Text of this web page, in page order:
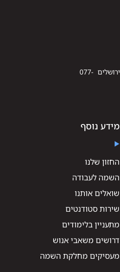
נחום חפצדי 15, ירושלים 077-
מידע נוסף
החזון שלנו
השמה לעבודה
שואלים אותנו
שירות סטודנטים
מתעניין בלימודים
דרושים משאבי אנוש
מעסיקים מחלקת השמה